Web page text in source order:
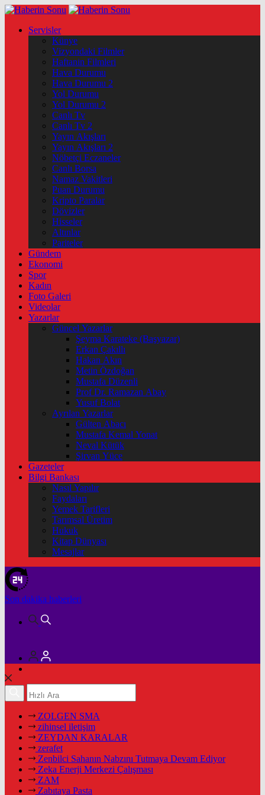
Servisler
Künye
Vizyondaki Filmler
Haftanin Filmleri
Hava Durumu
Hava Durumu 2
Yol Durumu
Yol Durumu 2
Canlı Tv
Canlı Tv 2
Yayın Akışları
Yayın Akışları 2
Nöbetçi Eczaneler
Canlı Borsa
Namaz Vakitleri
Puan Durumu
Kripto Paralar
Dövizler
Hisseler
Altınlar
Pariteler
Gündem
Ekonomi
Spor
Kadın
Foto Galeri
Videolar
Yazarlar
Güncel Yazarlar
Şeyma Karateke (Başyazar)
Erkan Çakıllı
Hakan Akın
Metin Özdoğan
Mustafa Düzenli
Prof Dr. Ramazan Abay
Yusuf Bolat
Ayrılan Yazarlar
Gülten Abacı
Mustafa Kemal Yonat
Neval Kütük
Şirvan Yüce
Gazeteler
Bilgi Bankası
Nasıl Yapılır
Faydaları
Yemek Tarifleri
Tarımsal Üretim
Hukuk
Kitap Dünyası
Mesajlar
Son dakika haberleri
ZOLGEN SMA
zihinsel iletişim
ZEYDAN KARALAR
zerafet
Zenbilci Sahanın Nabzını Tutmaya Devam Ediyor
Zeka Enerji Merkezi Çalışması
ZAM
Zabıtaya Pasta